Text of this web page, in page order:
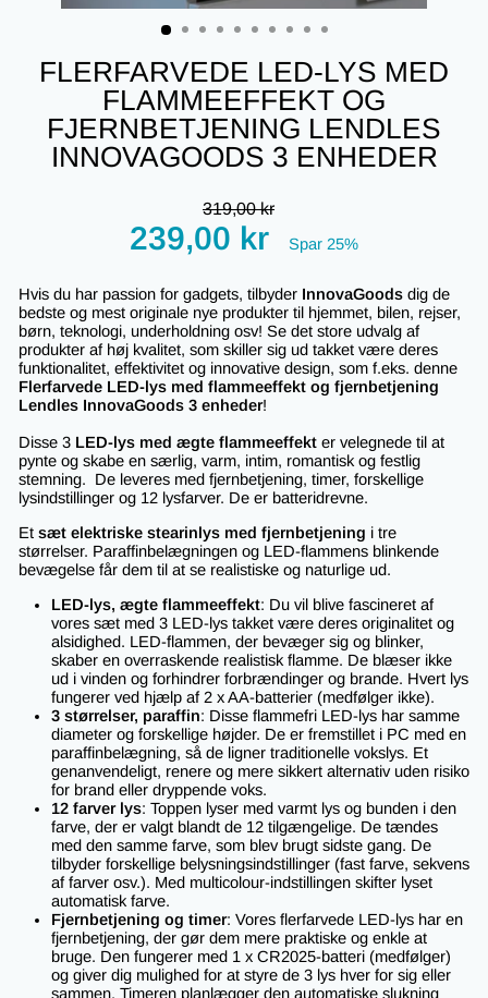
(ESC)
FLERFARVEDE LED-LYS MED
FLAMMEEFFEKT OG
FJERNBETJENING LENDLES
INNOVAGOODS 3 ENHEDER
Regular
price
319,00 kr
Tilbudspris
239,00 kr Spar 25%
Hvis du har passion for gadgets, tilbyder InnovaGoods dig de
bedste og mest originale nye produkter til hjemmet, bilen, rejser,
børn, teknologi, underholdning osv! Se det store udvalg af
produkter af høj kvalitet, som skiller sig ud takket være deres
funktionalitet, effektivitet og innovative design, som f.eks. denne
Flerfarvede LED-lys med flammeeffekt og fjernbetjening
Lendles InnovaGoods 3 enheder!
Disse 3 LED-lys med ægte flammeeffekt er velegnede til at
pynte og skabe en særlig, varm, intim, romantisk og festlig
stemning. De leveres med fjernbetjening, timer, forskellige
lysindstillinger og 12 lysfarver. De er batteridrevne.
Et sæt elektriske stearinlys med fjernbetjening i tre
størrelser. Paraffinbelægningen og LED-flammens blinkende
bevægelse får dem til at se realistiske og naturlige ud.
LED-lys, ægte flammeeffekt: Du vil blive fascineret af
vores sæt med 3 LED-lys takket være deres originalitet og
alsidighed. LED-flammen, der bevæger sig og blinker,
skaber en overraskende realistisk flamme. De blæser ikke
ud i vinden og forhindrer forbrændinger og brande. Hvert lys
fungerer ved hjælp af 2 x AA-batterier (medfølger ikke).
3 størrelser, paraffin: Disse flammefri LED-lys har samme
diameter og forskellige højder. De er fremstillet i PC med en
paraffinbelægning, så de ligner traditionelle vokslys. Et
genanvendeligt, renere og mere sikkert alternativ uden risiko
for brand eller dryppende voks.
12 farver lys: Toppen lyser med varmt lys og bunden i den
farve, der er valgt blandt de 12 tilgængelige. De tændes
med den samme farve, som blev brugt sidste gang. De
tilbyder forskellige belysningsindstillinger (fast farve, sekvens
af farver osv.). Med multicolour-indstillingen skifter lyset
automatisk farve.
Fjernbetjening og timer: Vores flerfarvede LED-lys har en
fjernbetjening, der gør dem mere praktiske og enkle at
bruge. Den fungerer med 1 x CR2025-batteri (medfølger)
og giver dig mulighed for at styre de 3 lys hver for sig eller
sammen. Timeren planlægger den automatiske slukning